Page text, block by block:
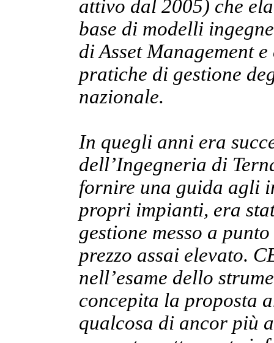
attivo dal 2005) che
base di modelli
di Asset Management
pratiche di gestione
nazionale.
In quegli anni era
dell’Ingegneria di
fornire una guida agli
propri impianti, era
gestione messo a
prezzo assai elevato.
nell’esame dello
concepita la proposta
qualcosa di ancor più